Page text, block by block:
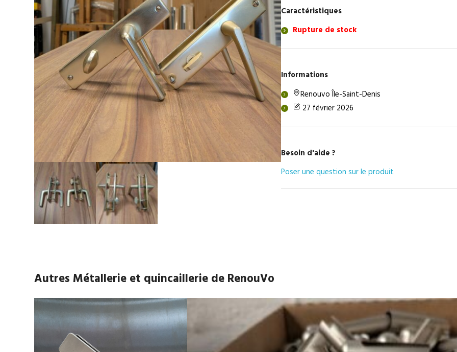
Caractéristiques
Rupture de stock
Informations
Renouvo Île-Saint-Denis
27 février 2026
Besoin d'aide ?
Poser une question sur le produit
Autres Métallerie et quincaillerie de RenouVo